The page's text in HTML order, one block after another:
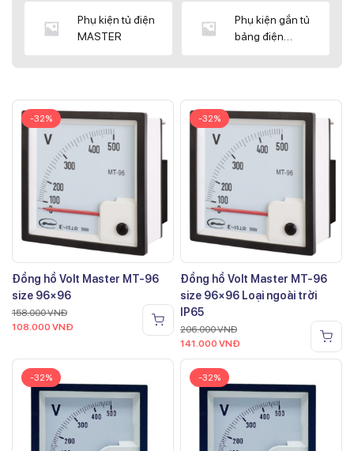
Phụ kiện tủ điện
MASTER
Phụ kiện gắn tủ
bảng điện
-32%
Đồng hồ Volt Master MT-96
size 96×96
158.000VNĐ
108.000 VNĐ
-32%
Đồng hồ Volt Master MT-96
size 96×96 Loại ngoài trời
IP65
206.000VNĐ
141.000 VNĐ
-32% -32%